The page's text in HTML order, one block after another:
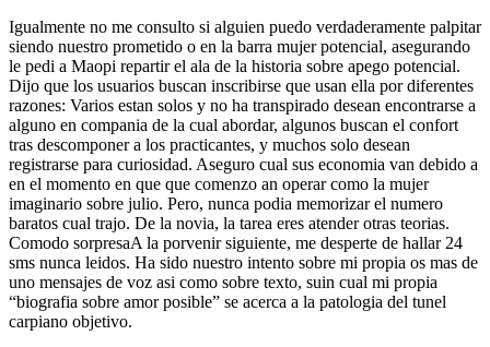
Igualmente no me consulto si alguien puedo verdaderamente palpitar
siendo nuestro prometido o en la barra mujer potencial, asegurando
le pedi a Maopi repartir el ala de la historia sobre apego potencial.
Dijo que los usuarios buscan inscribirse que usan ella por diferentes
razones: Varios estan solos y no ha transpirado desean encontrarse a
alguno en compania de la cual abordar, algunos buscan el confort
tras descomponer a los practicantes, y muchos solo desean
registrarse para curiosidad. Aseguro cual sus economia van debido a
en el momento en que que comenzo an operar como la mujer
imaginario sobre julio. Pero, nunca podia memorizar el numero
baratos cual trajo. De la novia, la tarea eres atender otras teorias.
Comodo sorpresaA la porvenir siguiente, me desperte de hallar 24
sms nunca leidos. Ha sido nuestro intento sobre mi propia os mas de
uno mensajes de voz asi­ como sobre texto, suin cual mi propia
“biografia sobre amor posible” se acerca a la patologi­a del tunel
carpiano objetivo.